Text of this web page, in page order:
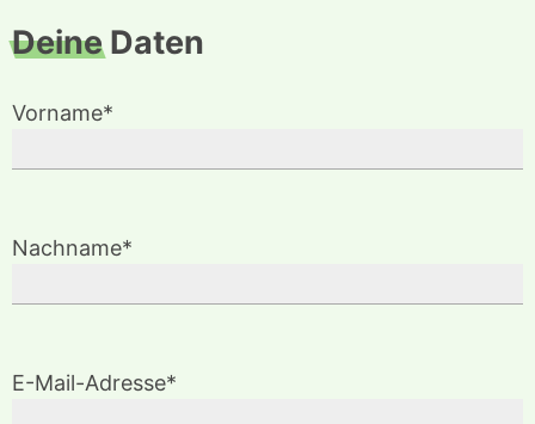
DeineDaten
Vorname*
Nachname*
E-Mail-Adresse*